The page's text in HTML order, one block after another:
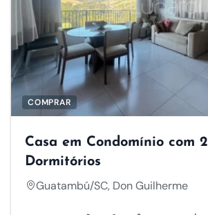
COMPRAR
Casa em Condomínio com 2
Dormitórios
Guatambú/SC, Don Guilherme